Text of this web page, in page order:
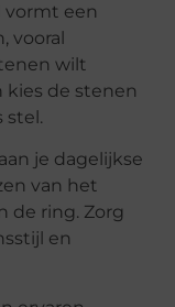
een
vooral
wilt
de stenen
stel.
je dagelijkse
van het
de ring. Zorg
en